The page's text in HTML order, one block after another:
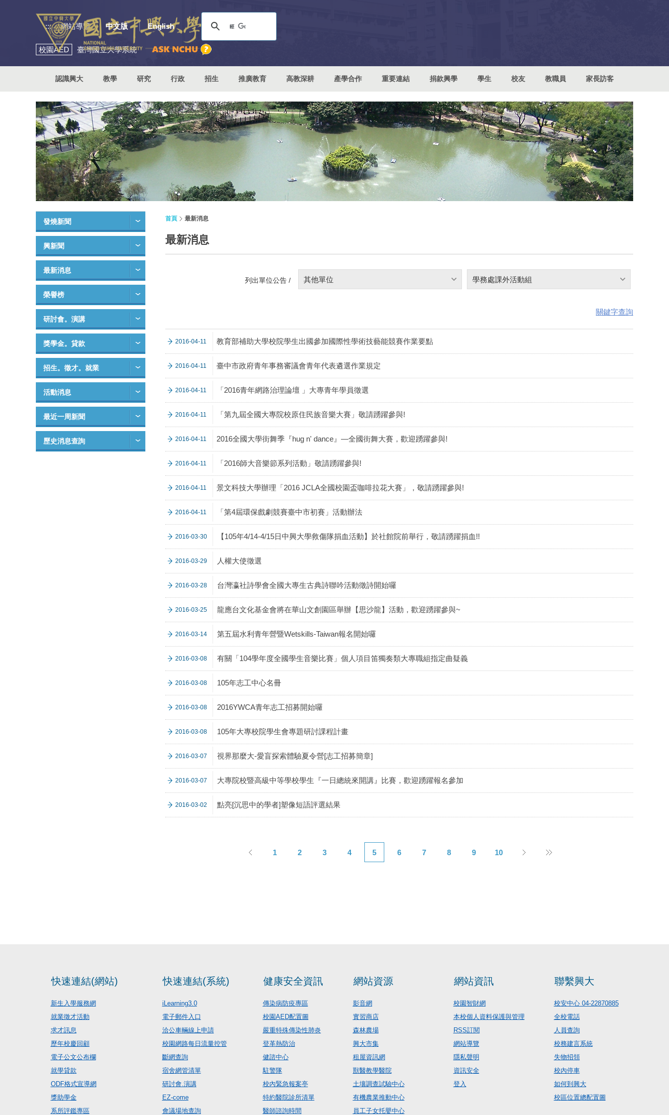
::: 網站導覽 中文版 English
校園AED 臺灣國立大學系統
認識興大 教學 研究 行政 招生 推廣教育 高教深耕 產學合作 重要連結 捐款興學 學生 校友 教職員 家長訪客
發燒新聞
興新聞
最新消息
榮譽榜
研討會。演講
獎學金。貸款
招生。徵才。就業
活動消息
最近一周新聞
歷史消息查詢
首頁 最新消息
最新消息
列出單位公告 / 其他單位 學務處課外活動組
關鍵字查詢
2016-04-11 教育部補助大學校院學生出國參加國際性學術技藝能競賽作業要點
2016-04-11 臺中市政府青年事務審議會青年代表遴選作業規定
2016-04-11 「2016青年網路治理論壇 」大專青年學員徵選
2016-04-11 「第九屆全國大專院校原住民族音樂大賽」敬請踴躍參與!
2016-04-11 2016全國大學街舞季『hug n' dance』—全國街舞大賽，歡迎踴躍參與!
2016-04-11 「2016師大音樂節系列活動」敬請踴躍參與!
2016-04-11 景文科技大學辦理「2016 JCLA全國校園盃咖啡拉花大賽」，敬請踴躍參與!
2016-04-11 「第4屆環保戲劇競賽臺中市初賽」活動辦法
2016-03-30 【105年4/14-4/15日中興大學救傷隊捐血活動】於社館院前舉行，敬請踴躍捐血!!
2016-03-29 人權大使徵選
2016-03-28 台灣瀛社詩學會全國大專生古典詩聯吟活動徵詩開始囉
2016-03-25 龍應台文化基金會將在華山文創園區舉辦【思沙龍】活動，歡迎踴躍參與~
2016-03-14 第五屆水利青年營暨Wetskills-Taiwan報名開始囉
2016-03-08 有關「104學年度全國學生音樂比賽」個人項目笛獨奏類大專職組指定曲疑義
2016-03-08 105年志工中心名冊
2016-03-08 2016YWCA青年志工招募開始囉
2016-03-08 105年大專校院學生會專題研討課程計畫
2016-03-07 視界那麼大-愛盲探索體驗夏令營[志工招募簡章]
2016-03-07 大專院校暨高級中等學校學生『一日總統來開講』比賽，歡迎踴躍報名參加
2016-03-02 點亮[沉思中的學者]塑像短語評選結果
1 2 3 4 5 6 7 8 9 10
快速連結(網站)
新生入學服務網
就業徵才活動
求才訊息
歷年校慶回顧
電子公文公布欄
就學貸款
ODF格式宣導網
獎助學金
系所評鑑專區
快速連結(系統)
iLearning3.0
電子郵件入口
洽公車輛線上申請
校園網路每日流量控管
斷網查詢
宿舍網管清單
研討會.演講
EZ-come
會議場地查詢
健康安全資訊
傳染病防疫專區
校園AED配置圖
嚴重特殊傳染性肺炎
登革熱防治
健諮中心
駐警隊
校內緊急報案亭
特約醫院診所清單
醫師諮詢時間
網站資源
影音網
實習商店
森林農場
興大市集
租屋資訊網
獸醫教學醫院
土壤調查試驗中心
有機農業推動中心
員工子女托嬰中心
網站資訊
校園智財網
本校個人資料保護與管理
RSS訂閱
網站導覽
隱私聲明
資訊安全
登入
聯繫興大
校安中心 04-22870885
全校電話
人員查詢
校務建言系統
失物招領
校內停車
如何到興大
校區位置總配置圖